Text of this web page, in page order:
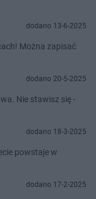
dodano 13-6-2025
Można zapisać
dodano 20-5-2025
Nie stawisz się -
dodano 18-3-2025
powstaje w
dodano 17-2-2025